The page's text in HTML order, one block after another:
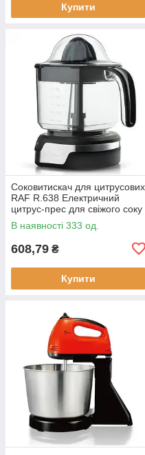
Купити
Соковитискач для цитрусових
RAF R.638 Електричний
цитрус-прес для свіжого соку
В наявності 333 од.
608,79 ₴
Купити